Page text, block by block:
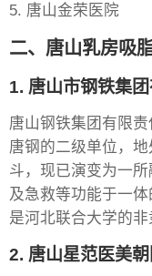
5. 唐山金荣医院
二、唐山乳房吸
1. 唐山市钢铁集
唐山钢铁集团有限
唐钢的二级单位，
斗，现已演变为一
及急救等功能于一
是河北联合大学的非
2. 唐山星范医美